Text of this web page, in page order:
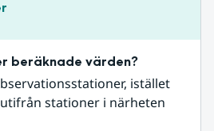
beräknade värden?
istället
stationer i närheten